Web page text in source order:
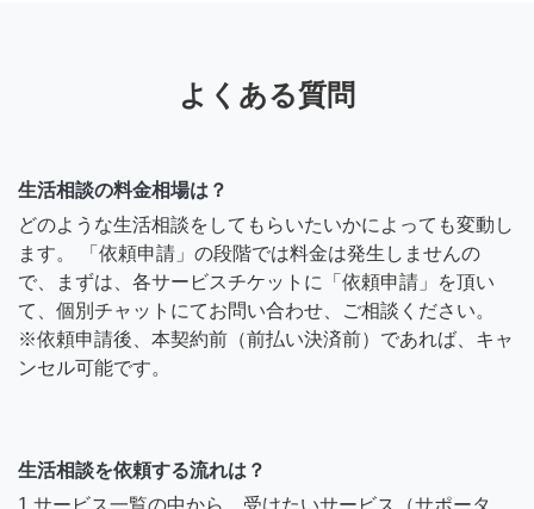
よくある質問
生活相談の料金相場は？
どのような生活相談をしてもらいたいかによっても変動し
ます。 「依頼申請」の段階では料金は発生しませんの
で、まずは、各サービスチケットに「依頼申請」を頂い
て、個別チャットにてお問い合わせ、ご相談ください。
※依頼申請後、本契約前（前払い決済前）であれば、キャ
ンセル可能です。
生活相談を依頼する流れは？
1.サービス一覧の中から、受けたいサービス（サポータ